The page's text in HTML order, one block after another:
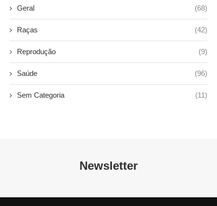
Geral (68)
Raças (42)
Reprodução (9)
Saúde (96)
Sem Categoria (11)
Newsletter